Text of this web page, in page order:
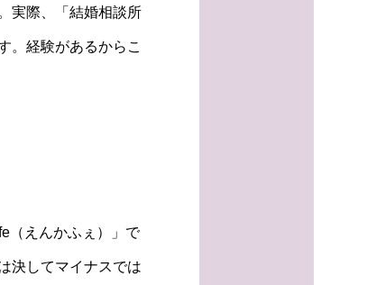
実際、「結婚相談所
。経験があるからこ
（えんかふぇ）」で
決してマイナスでは